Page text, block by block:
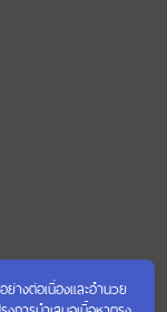
ย่างต่อเนื่องและอำนวย